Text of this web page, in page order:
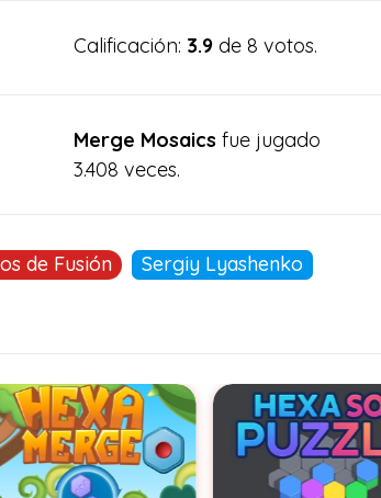
Calificación: 3.9de 8 votos.
Merge Mosaicsfue jugado
3.408 veces.
de Fusión
Sergiy Lyashenko